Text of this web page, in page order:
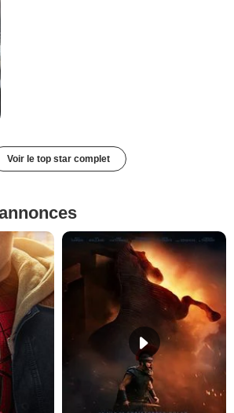
Voir le top star complet